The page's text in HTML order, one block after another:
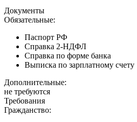
Документы
Обязательные:
Паспорт РФ
Справка 2-НДФЛ
Справка по форме банка
Выписка по зарплатному счету
Дополнительные:
не требуются
Требования
Гражданство: